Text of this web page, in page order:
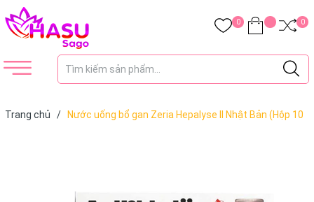
0 0
Trang chủ /
Nước uống bổ gan Zeria Hepalyse II Nhật Bản (Hộp 10